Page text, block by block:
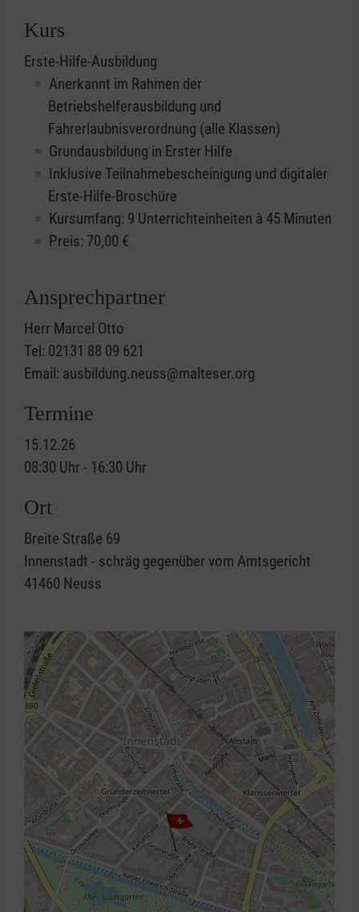
Kurs
Erste-Hilfe-Ausbildung
Anerkannt im Rahmen der
Betriebshelferausbildung und
Fahrerlaubnisverordnung (alle Klassen)
Grundausbildung in Erster Hilfe
Inklusive Teilnahmebescheinigung und digitaler
Erste-Hilfe-Broschüre
Kursumfang: 9 Unterrichteinheiten à 45 Minuten
Preis: 70,00 €
Ansprechpartner
Herr Marcel Otto
Tel: 02131 88 09 621
Email: ausbildung.neuss@malteser.org
Termine
15.12.26
08:30 Uhr - 16:30 Uhr
Ort
Breite Straße 69
Innenstadt - schräg gegenüber vom Amtsgericht
41460 Neuss